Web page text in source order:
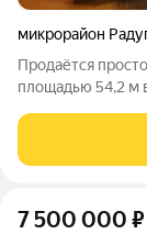
микрорайон
Продаётся
площадью 54,2 м
зал и
современные
7 500 000 ₽